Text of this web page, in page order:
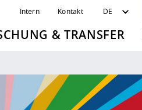
Intern Kontakt DE
& TRANSFER